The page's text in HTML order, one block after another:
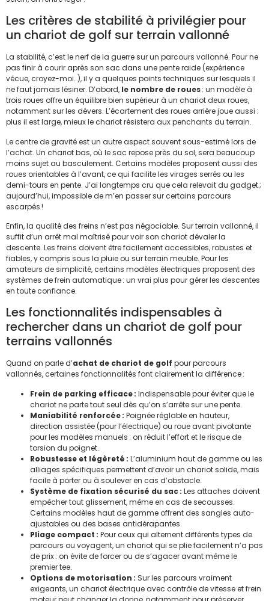
Les critères de stabilité à privilégier pour
un chariot de golf sur terrain vallonné
La stabilité, c’est le nerf de la guerre sur un parcours vallonné. Pour ne
pas finir à courir après son sac dans une pente raide (expérience
vécue, croyez-moi…), il y a quelques points techniques sur lesquels il
ne faut jamais lésiner. D’abord, le nombre de roues: un modèle à
trois roues offre un équilibre bien supérieur à un chariot deux roues,
notamment sur les dévers. L’écartement des roues arrière joue aussi :
plus il est large, mieux le chariot résistera aux penchants du terrain.
Le centre de gravité est un autre aspect souvent sous-estimé lors de
l’achat. Un chariot bas, où le sac repose près du sol, sera beaucoup
moins sujet au basculement. Certains modèles proposent aussi des
roues orientables à l’avant, ce qui facilite les virages serrés ou les
demi-tours en pente. J’ai longtemps cru que cela relevait du gadget ;
aujourd’hui, impossible de m’en passer sur certains parcours
escarpés !
Enfin, la qualité des freins n’est pas négociable. Sur terrain vallonné, il
suffit d’un arrêt mal maîtrisé pour voir son chariot dévaler la
descente. Les freins doivent être facilement accessibles, robustes et
fiables, y compris sous la pluie ou sur terrain meuble. Pour les
amateurs de simplicité, certains modèles électriques proposent des
systèmes de frein automatique : un vrai plus pour gérer les descentes
en toute confiance.
Les fonctionnalités indispensables à
rechercher dans un chariot de golf pour
terrains vallonnés
Quand on parle d’achat de chariot de golf pour parcours
vallonnés, certaines fonctionnalités font clairement la différence :
Frein de parking efficace : Indispensable pour éviter que le
chariot ne parte tout seul dès qu’on s’arrête sur une pente.
Maniabilité renforcée : Poignée réglable en hauteur,
direction assistée (pour l’électrique) ou roue avant pivotante
pour les modèles manuels : on réduit l’effort et le risque de
torsion du poignet.
Robustesse et légèreté : L’aluminium haut de gamme ou les
alliages spécifiques permettent d’avoir un chariot solide, mais
facile à porter ou à soulever en cas d’obstacle.
Système de fixation sécurisé du sac : Les attaches doivent
empêcher tout glissement, même en cas de secousses.
Certains modèles haut de gamme offrent des sangles auto-
ajustables ou des bases antidérapantes.
Pliage compact : Pour ceux qui alternent différents types de
parcours ou voyagent, un chariot qui se plie facilement n’a pas
de prix : on évite de forcer ou de s’agacer avant même le
premier tee.
Options de motorisation : Sur les parcours vraiment
exigeants, un chariot électrique avec contrôle de vitesse et frein